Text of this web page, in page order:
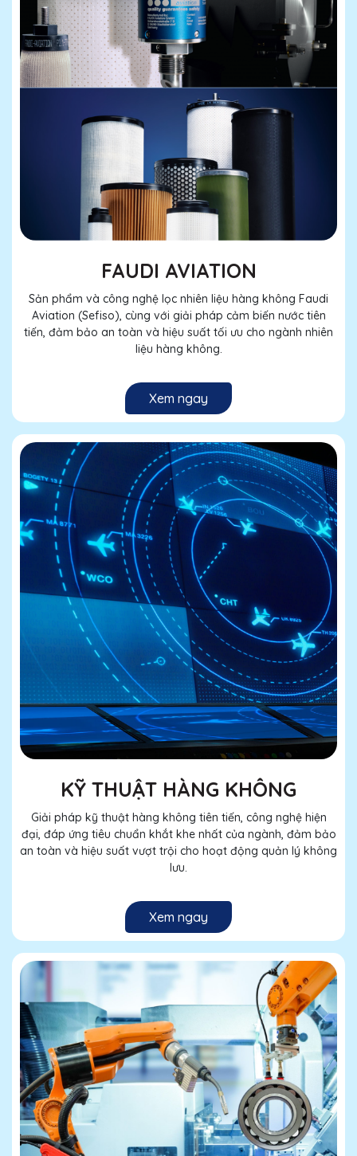
FAUDI AVIATION
Sản phẩm và công nghệ lọc nhiên liệu hàng không Faudi
Aviation (Sefiso), cùng với giải pháp cảm biến nước tiên
tiến, đảm bảo an toàn và hiệu suất tối ưu cho ngành nhiên
liệu hàng không.
Xem ngay
KỸ THUẬT HÀNG KHÔNG
Giải pháp kỹ thuật hàng không tiên tiến, công nghệ hiện
đại, đáp ứng tiêu chuẩn khắt khe nhất của ngành, đảm bảo
an toàn và hiệu suất vượt trội cho hoạt động quản lý không
lưu.
Xem ngay